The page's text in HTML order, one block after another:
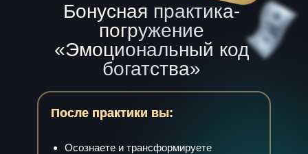
После практики вы:
Бонусная практика-
погружение
«Эмоциональный код
богатства»
Осознаете и трансформируете